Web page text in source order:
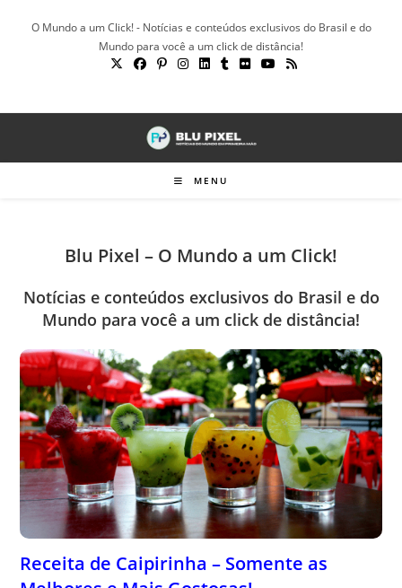
O Mundo a um Click! - Notícias e conteúdos exclusivos do Brasil e do
Mundo para você a um click de distância!
MENU
Blu Pixel – O Mundo a um Click!
Notícias e conteúdos exclusivos do Brasil e do
Mundo para você a um click de distância!
Receita de Caipirinha – Somente as